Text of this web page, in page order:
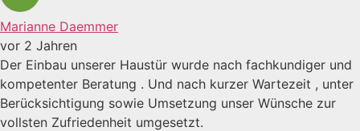
Marianne Daemmer
vor 2 Jahren
Der Einbau unserer Haustür wurde nach fachkundiger und
kompetenter Beratung . Und nach kurzer Wartezeit , unter
Berücksichtigung sowie Umsetzung unser Wünsche zur
vollsten Zufriedenheit umgesetzt.